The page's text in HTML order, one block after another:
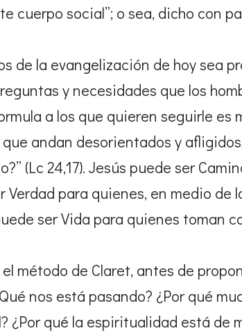
cuerpo social”; o sea, dicho con
de la evangelización de hoy sea
y necesidades que los
a los que quieren seguirle es
andan desorientados y
(Lc 24,17). Jesús puede ser
Verdad para quienes, en medio de
ser Vida para quienes toman
método de Claret, antes de
nos está pasando? ¿Por qué
¿Por qué la espiritualidad está de